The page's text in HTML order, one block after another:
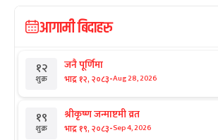
आगामी बिदाहरु
१२
शुक्र
जनै पूर्णिमा
भाद्र १२, २०८३-Aug 28, 2026
१९
शुक्र
श्रीकृष्ण जन्माष्टमी व्रत
भाद्र १९, २०८३-Sep 4, 2026